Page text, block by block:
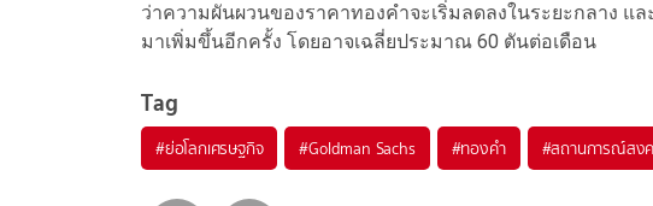
ว่าความผันผวนของราคาทองคำจะเริ่มลดลงในระยะกลาง แ
มาเพิ่มขึ้นอีกครั้ง โดยอาจเฉลี่ยประมาณ 60 ตันต่อเดือน
Tag
#ย่อโลกเศรษฐกิจ #Goldman Sachs #ทองคำ #สถานการณ์สง